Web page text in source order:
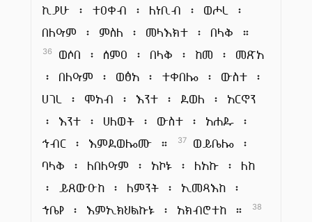
ኪያሁ ፡ ተዐቀብ ፡ ለነቢብ ፡ ወሖረ ፡
በለዓም ፡ ምስለ ፡ መላእክተ ፡ በላቅ ።
36
ወሶበ ፡ ሰምዐ ፡ በላቅ ፡ ከመ ፡ መጽአ
፡ በለዓም ፡ ወፅአ ፡ ተቀበሎ ፡ ውስተ ፡
ሀገረ ፡ ሞአብ ፡ እንተ ፡ ደወለ ፡ አርኖን
፡ እንተ ፡ ሀለወት ፡ ውስተ ፡ አሐዱ ፡
ኅብር ፡ እምደወሎሙ ።
37
ወይቤሎ ፡
ባላቅ ፡ ለበለዓም ፡ አኮኑ ፡ ለአኩ ፡ ለከ
፡ ይጸውዑከ ፡ ለምንት ፡ ኢመጻእከ ፡
ኀቤየ ፡ እምኢክህልኩኑ ፡ አክብሮተከ ።
38